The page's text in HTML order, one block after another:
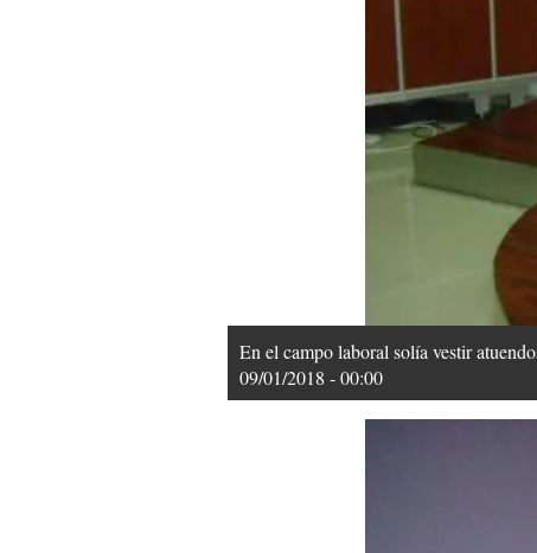
En el campo laboral solía vestir
09/01/2018 - 00:00